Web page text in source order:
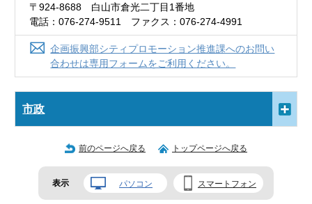
〒924-8688 白山市倉光二丁目1番地
電話：076-274-9511 ファクス：076-274-4991
企画振興部シティプロモーション推進課へのお問い
合わせは専用フォームをご利用ください。
市政
前のページへ戻る トップページへ戻る
表示 パソコン スマートフォン